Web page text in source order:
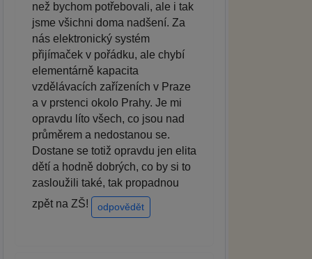
než bychom potřebovali, ale i tak
jsme všichni doma nadšení. Za
nás elektronický systém
přijímaček v pořádku, ale chybí
elementárně kapacita
vzdělávacích zařízeních v Praze
a v prstenci okolo Prahy. Je mi
opravdu líto všech, co jsou nad
průměrem a nedostanou se.
Dostane se totiž opravdu jen elita
dětí a hodně dobrých, co by si to
zasloužili také, tak propadnou
zpět na ZŠ!
odpovědět